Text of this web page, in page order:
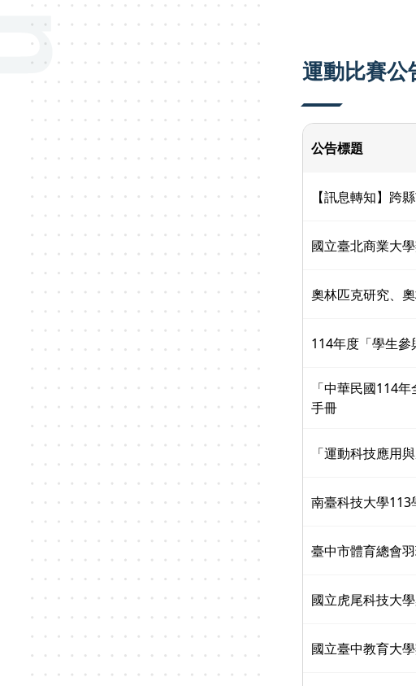
運動比賽公
公告標題
【訊息轉知】跨
國立臺北商業大
奧林匹克研究、
114年度「學生
「中華民國114
手冊
「運動科技應用
南臺科技大學
臺中市體育總會
國立虎尾科技大
國立臺中教育大